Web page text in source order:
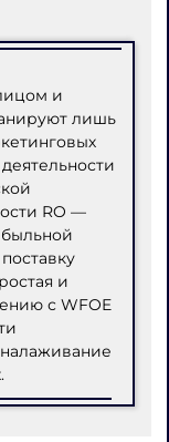
и
лишь
RO —
и
с WFOE